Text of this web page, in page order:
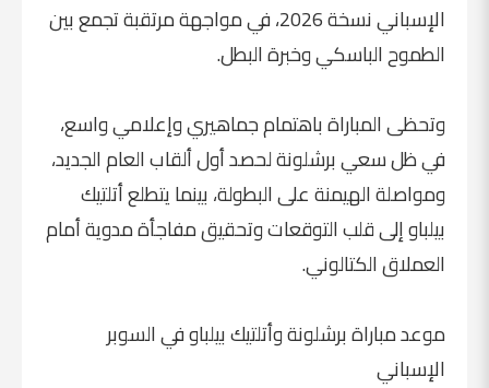
الإسباني نسخة 2026، في مواجهة مرتقبة تجمع بين
الطموح الباسكي وخبرة البطل.
وتحظى المباراة باهتمام جماهيري وإعلامي واسع،
في ظل سعي برشلونة لحصد أول ألقاب العام الجديد،
ومواصلة الهيمنة على البطولة، بينما يتطلع أتلتيك
بيلباو إلى قلب التوقعات وتحقيق مفاجأة مدوية أمام
العملاق الكتالوني.
موعد مباراة برشلونة وأتلتيك بيلباو في السوبر
الإسباني